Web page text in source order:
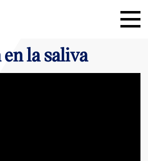
en la saliva